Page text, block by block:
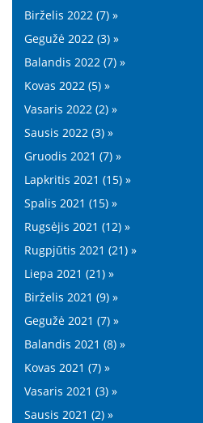
Birželis 2022 (7) »
Gegužė 2022 (3) »
Balandis 2022 (7) »
Kovas 2022 (5) »
Vasaris 2022 (2) »
Sausis 2022 (3) »
Gruodis 2021 (7) »
Lapkritis 2021 (15) »
Spalis 2021 (15) »
Rugsėjis 2021 (12) »
Rugpjūtis 2021 (21) »
Liepa 2021 (21) »
Birželis 2021 (9) »
Gegužė 2021 (7) »
Balandis 2021 (8) »
Kovas 2021 (7) »
Vasaris 2021 (3) »
Sausis 2021 (2) »